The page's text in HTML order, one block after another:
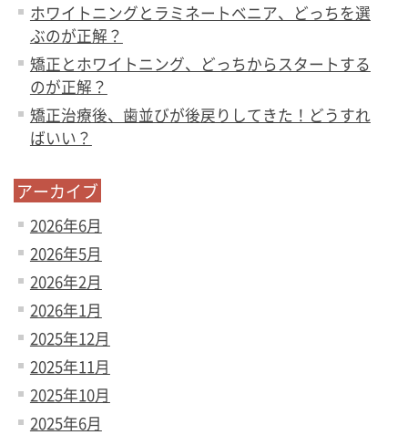
ホワイトニングとラミネートベニア、どっちを選
ぶのが正解？
矯正とホワイトニング、どっちからスタートする
のが正解？
矯正治療後、歯並びが後戻りしてきた！どうすれ
ばいい？
アーカイブ
2026年6月
2026年5月
2026年2月
2026年1月
2025年12月
2025年11月
2025年10月
2025年6月